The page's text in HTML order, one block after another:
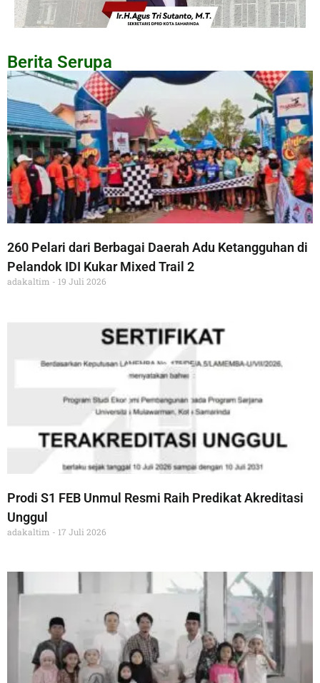
Berita Serupa
260 Pelari dari Berbagai Daerah Adu Ketangguhan di
Pelandok IDI Kukar Mixed Trail 2
adakaltim 19 Juli 2026
Prodi S1 FEB Unmul Resmi Raih Predikat Akreditasi
Unggul
adakaltim 17 Juli 2026